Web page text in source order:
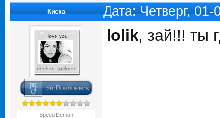
Киска Дата: Четверг,
Speed Demon
lolik, зай!!! ты